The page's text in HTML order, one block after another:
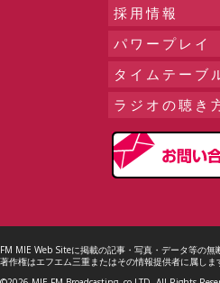
採用情報
パワープレイ
タイムテーブ
ラジオの聴き
FM MIE Web Siteに掲載の記事・写真・データ等の無
著作権はエフエム三重またはその情報提供者に属しま